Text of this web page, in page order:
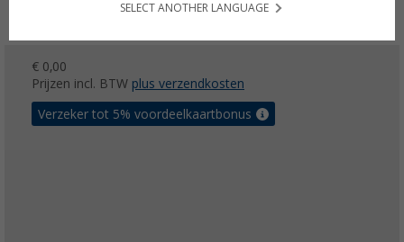
€ 0,00
Prijzen incl. BTW plus verzendkosten
Verzeker tot 5% voordeelkaartbonus
SELECT ANOTHER LANGUAGE